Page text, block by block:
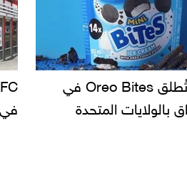
KFC تطلق نكهة الكراميل المملح
وتثير ضجة عالمية